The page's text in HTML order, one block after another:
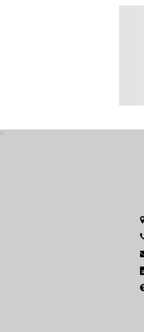
:::